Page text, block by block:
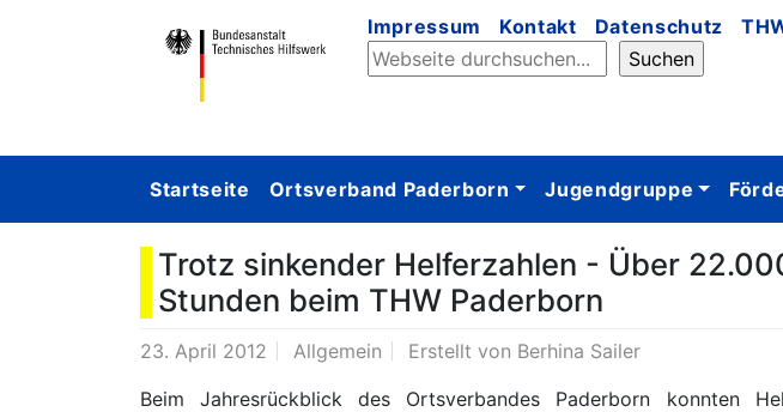
Impressum Kontakt Datenschutz
Startseite Ortsverband Paderborn Jugendgruppe
Trotz sinkender Helferzahlen - Über
Stunden beim THW Paderborn
23. April 2012 Allgemein Erstellt von Berhina Sailer
Beim Jahresrückblick des Ortsverbandes Paderborn konnten